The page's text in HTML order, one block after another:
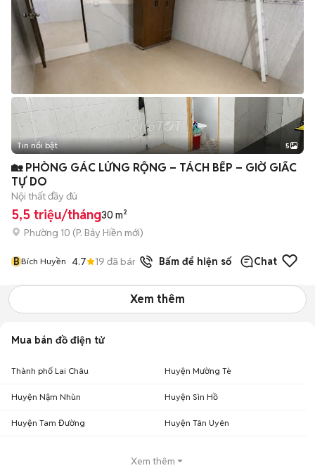
Tin nổi bật 5
🏡 PHÒNG GÁC LỬNG RỘNG – TÁCH BẾP – GIỜ GIẤC
TỰ DO
Nội thất đầy đủ
5,5 triệu/tháng30 m²
Phường 10 (P. Bảy Hiền mới)
BBích Huyền 4.7 19 đã bán Bấm để hiện số Chat
Xem thêm
Mua bán đồ điện tử
Thành phố Lai Châu Huyện Mường Tè
Huyện Nậm Nhùn Huyện Sìn Hồ
Huyện Tam Đường Huyện Tân Uyên
Xem thêm